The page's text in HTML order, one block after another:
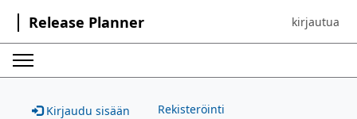
Release Planner Sign in to
kirjautua
Kirjaudu sisään Rekisteröinti